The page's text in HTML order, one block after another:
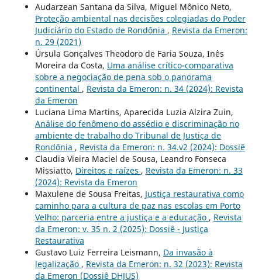
Audarzean Santana da Silva, Miguel Mônico Neto,
Proteção ambiental nas decisões colegiadas do Poder
Judiciário do Estado de Rondônia , Revista da Emeron:
n. 29 (2021)
Úrsula Gonçalves Theodoro de Faria Souza, Inês
Moreira da Costa, Uma análise crítico-comparativa
sobre a negociação de pena sob o panorama
continental , Revista da Emeron: n. 34 (2024): Revista
da Emeron
Luciana Lima Martins, Aparecida Luzia Alzira Zuin,
Análise do fenômeno do assédio e discriminação no
ambiente de trabalho do Tribunal de Justiça de
Rondônia , Revista da Emeron: n. 34.v2 (2024): Dossiê
Claudia Vieira Maciel de Sousa, Leandro Fonseca
Missiatto, Direitos e raízes , Revista da Emeron: n. 33
(2024): Revista da Emeron
Maxulene de Sousa Freitas, Justiça restaurativa como
caminho para a cultura de paz nas escolas em Porto
Velho: parceria entre a justiça e a educação , Revista
da Emeron: v. 35 n. 2 (2025): Dossiê - Justiça
Restaurativa
Gustavo Luiz Ferreira Leismann, Da invasão à
legalização , Revista da Emeron: n. 32 (2023): Revista
da Emeron (Dossiê DHJUS)